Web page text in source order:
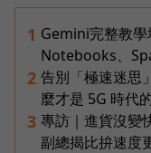
1 Gemini完整教學
Notebooks、
2 告別「極速迷思
麼才是 5G 時代
3 專訪｜進貨沒變
副總揭比拚速度